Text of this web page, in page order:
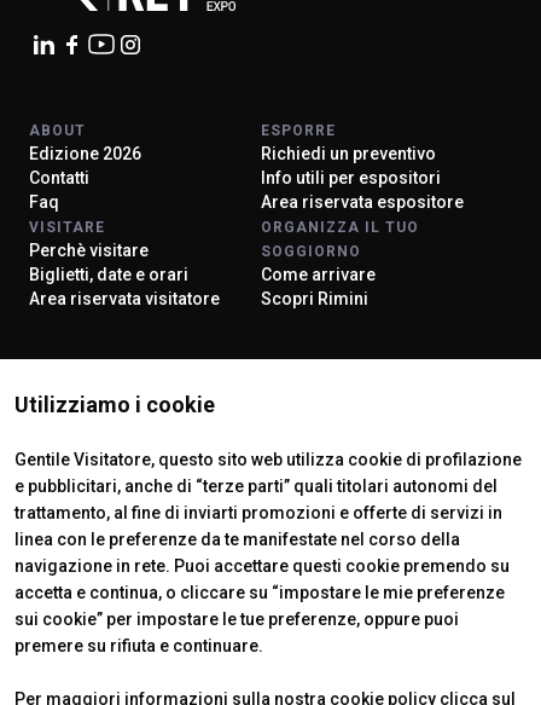
Utilizziamo i cookie
Gentile Visitatore, questo sito web utilizza cookie di profilazione
e pubblicitari, anche di “terze parti” quali titolari autonomi del
trattamento, al fine di inviarti promozioni e offerte di servizi in
linea con le preferenze da te manifestate nel corso della
navigazione in rete. Puoi accettare questi cookie premendo su
accetta e continua, o cliccare su “impostare le mie preferenze
sui cookie” per impostare le tue preferenze, oppure puoi
premere su rifiuta e continuare.
Per maggiori informazioni sulla nostra cookie policy clicca sul
ABOUT
Edizione 2026
Contatti
Faq
ESPORRE
Richiedi un preventivo
Info utili per espositori
Area riservata espositore
VISITARE
Perchè visitare
Biglietti, date e orari
Area riservata visitatore
ORGANIZZA IL TUO
SOGGIORNO
Come arrivare
Scopri Rimini
ISTITUTI CERTIFICATORI